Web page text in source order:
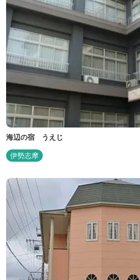
海辺の宿 うえじ
伊勢志摩